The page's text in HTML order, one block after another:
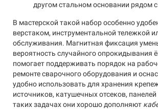
другом стальном основании рядом
В мастерской такой набор особенно
верстаком, инструментальной тележкой
обслуживания. Магнитная фиксация
вероятность случайного опрокидывания
помогает поддерживать порядок на
ремонте сварочного оборудования и
удобно использовать для хранения
источников, катушечных отсеков,
таких задачах они хорошо дополняют